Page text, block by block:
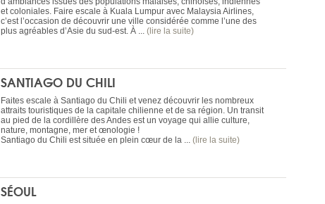
et coloniales. Faire escale à Kuala Lumpur avec Malaysia Airlines,
c’est l’occasion de découvrir une ville considérée comme l’une des
plus agréables d’Asie du sud-est. À ... (lire la suite)
SANTIAGO DU CHILI
Faites escale à Santiago du Chili et venez découvrir les nombreux
attraits touristiques de la capitale chilienne et de sa région. Un transit
au pied de la cordillère des Andes est un voyage qui allie culture,
nature, montagne, mer et œnologie !
Santiago du Chili est située en plein cœur de la ... (lire la suite)
SÉOUL